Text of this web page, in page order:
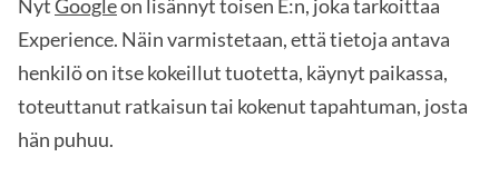
NytGoogleon lisännyt toisen E:n, joka tarkoittaa
Experience. Näin varmistetaan, että tietoja antava
henkilö on itse kokeillut tuotetta, käynyt paikassa,
toteuttanut ratkaisun tai kokenut tapahtuman, josta
hän puhuu.